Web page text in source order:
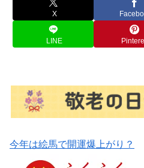
X
LINE
今年は絵馬で開運爆上がり？